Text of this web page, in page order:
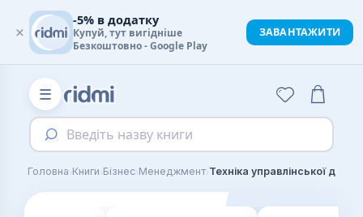
☰
Введіть назву книги
Головна›Книги›Бізнес›Менеджмент›
×
-5% в додатку
Купуй, тут вигідніше
Безкоштовно - Google Play
ЗАВАНТАЖИТИ